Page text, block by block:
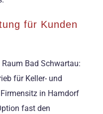
für Kunden
Bad Schwartau:
für Keller- und
in Hamdorf
fast den